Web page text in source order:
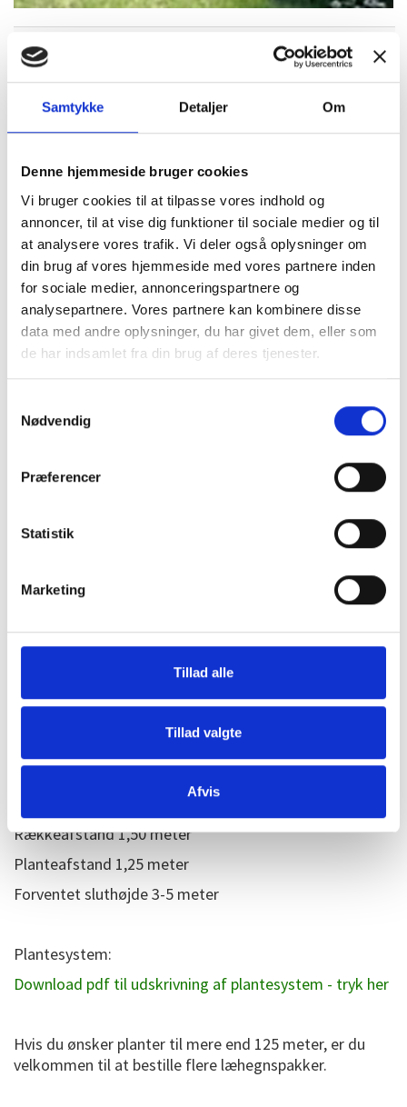
Samtykke Detaljer Om
Denne hjemmeside bruger cookies
Vi bruger cookies til at tilpasse vores indhold og
annoncer, til at vise dig funktioner til sociale medier og til
at analysere vores trafik. Vi deler også oplysninger om
din brug af vores hjemmeside med vores partnere inden
for sociale medier, annonceringspartnere og
analysepartnere. Vores partnere kan kombinere disse
data med andre oplysninger, du har givet dem, eller som
de har indsamlet fra din brug af deres tjenester.
Nødvendig
Præferencer
Statistik
Marketing
Tillad alle
Tillad valgte
Afvis
Mindstepris
v.1 stk.
300 planter
3.500,00 3.500,00
Læplanter til 3 rækker mellemhøjt blomstrende læhegn
på 125 lb. meter.
Det er ikke muligt, at ændre på indholdet af
plantepakker. Ønskes en anden sammensætning,
Planteforbrug (info om planterne - klik på plantenavn):
50 stk. Sargents æble
50 stk. Rose
Planterne leveres typisk i størrelser mellem 20 og 60
leveres i Danmark.
Netprisen er kun gældende ved bestilling her på
hjemmesiden
Rækkeafstand 1,50 meter
Planteafstand 1,25 meter
Forventet sluthøjde 3-5 meter
Plantesystem:
Download pdf til udskrivning af plantesystem - tryk her
Hvis du ønsker planter til mere end 125 meter, er du
velkommen til at bestille flere læhegnspakker.